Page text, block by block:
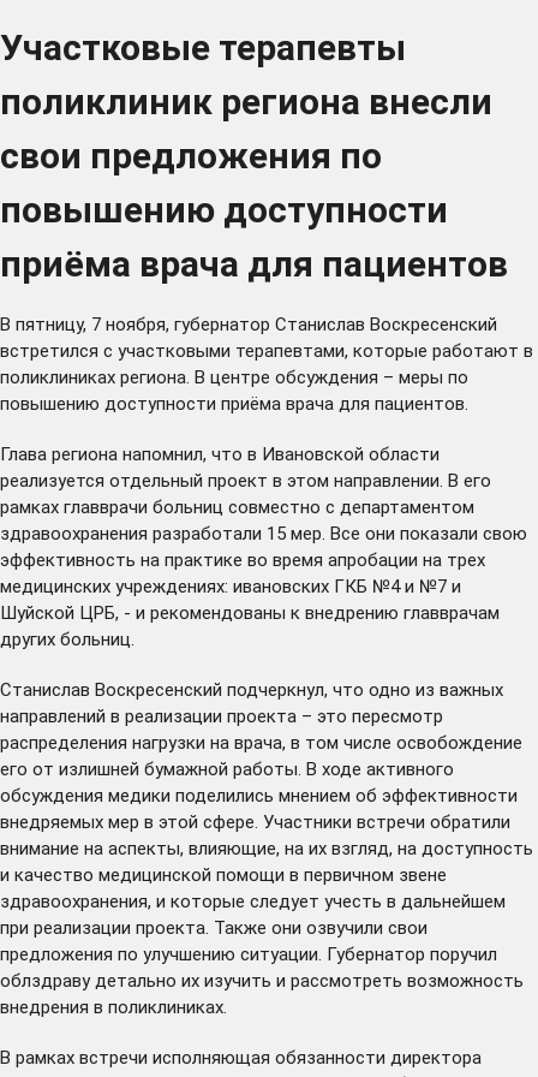
Участковые терапевты
поликлиник региона внесли
свои предложения по
повышению доступности
приёма врача для пациентов
В пятницу, 7 ноября, губернатор Станислав Воскресенский
встретился с участковыми терапевтами, которые работают в
поликлиниках региона. В центре обсуждения – меры по
повышению доступности приёма врача для пациентов.
Глава региона напомнил, что в Ивановской области
реализуется отдельный проект в этом направлении. В его
рамках главврачи больниц совместно с департаментом
здравоохранения разработали 15 мер. Все они показали свою
эффективность на практике во время апробации на трех
медицинских учреждениях: ивановских ГКБ №4 и №7 и
Шуйской ЦРБ, - и рекомендованы к внедрению главврачам
других больниц.
Станислав Воскресенский подчеркнул, что одно из важных
направлений в реализации проекта – это пересмотр
распределения нагрузки на врача, в том числе освобождение
его от излишней бумажной работы. В ходе активного
обсуждения медики поделились мнением об эффективности
внедряемых мер в этой сфере. Участники встречи обратили
внимание на аспекты, влияющие, на их взгляд, на доступность
и качество медицинской помощи в первичном звене
здравоохранения, и которые следует учесть в дальнейшем
при реализации проекта. Также они озвучили свои
предложения по улучшению ситуации. Губернатор поручил
облздраву детально их изучить и рассмотреть возможность
внедрения в поликлиниках.
В рамках встречи исполняющая обязанности директора